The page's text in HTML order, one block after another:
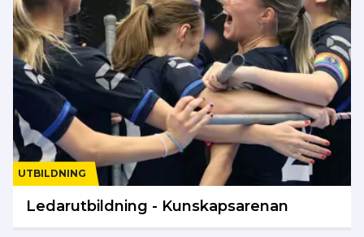
UTBILDNING
Ledarutbildning - Kunskapsarenan